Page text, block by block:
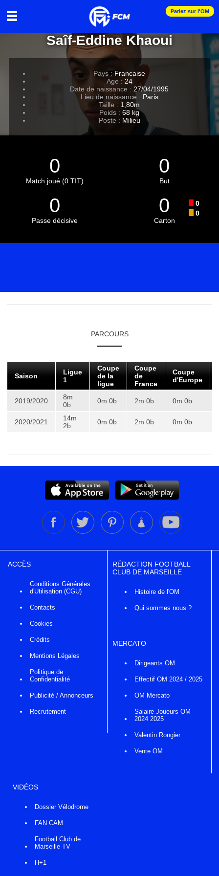
Pariez sur l'OM
Saîf-Eddine Khaoui
Pays : Francaise
Age : 24
Date de naissance : 27/04/1995
Lieu de naissance : Paris
Taille : 1,80m
Poids : 68 kg
Poste : Milieu
0
Match joué (0 TIT)
0
But
0
Passe décisive
0
0
0
Carton
PARCOURS
Saison
Ligue
1
Coupe
de la
ligue
Coupe
de
France
Coupe
d'Europe
2019/2020
8m
0b
0m 0b 2m 0b 0m 0b
2020/2021
14m
2b
0m 0b 2m 0b 0m 0b
ACCÈS
Conditions Générales
d'Utilisation (CGU)
Contacts
Cookies
Crédits
Mentions Légales
Politique de
Confidentialité
Publicité / Annonceurs
Recrutement
RÉDACTION FOOTBALL
CLUB DE MARSEILLE
Histoire de l'OM
Qui sommes nous ?
MERCATO
Dirigeants OM
Effectif OM 2024 / 2025
OM Mercato
Salaire Joueurs OM
2024 2025
Valentin Rongier
Vente OM
VIDÉOS
Dossier Vélodrome
FAN CAM
Football Club de
Marseille TV
H+1